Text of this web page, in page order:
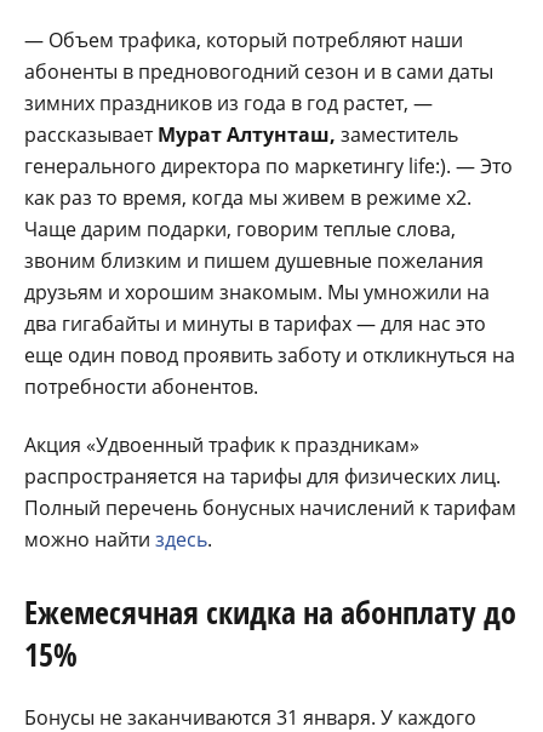
— Объем трафика, который потребляют наши
абоненты в предновогодний сезон и в сами даты
зимних праздников из года в год растет, —
рассказываетМурат Алтунташ, заместитель
генерального директора по маркетингу life:). — Это
как раз то время, когда мы живем в режиме х2.
Чаще дарим подарки, говорим теплые слова,
звоним близким и пишем душевные пожелания
друзьям и хорошим знакомым. Мы умножили на
два гигабайты и минуты в тарифах — для нас это
еще один повод проявить заботу и откликнуться на
потребности абонентов.
Акция «Удвоенный трафик к праздникам»
распространяется на тарифы для физических лиц.
Полный перечень бонусных начислений к тарифам
можно найти здесь.
Ежемесячная скидка на абонплату до
15%
Бонусы не заканчиваются 31 января. У каждого